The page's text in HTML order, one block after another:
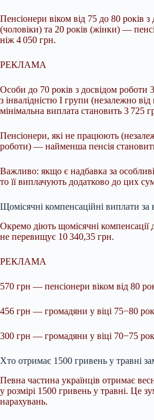
Пенсіонери віком від 75 до 80 років
(чоловіки) та 20 років (жінки) —
ніж 4 050 грн.
РЕКЛАМА
Особи до 70 років з досвідом роботи
з інвалідністю І групи (незалежно
мінімальна виплата становить 3 725
Пенсіонери, які не працюють
роботи) — найменша пенсія
Важливо: якщо є надбавка за
то її виплачують додатково до цих
Щомісячні компенсаційні виплати за
Окремо діють щомісячні компенсації
не перевищує 10 340,35 грн.
РЕКЛАМА
570 грн — пенсіонери віком від 80
456 грн — громадяни у віці 75−80
300 грн — громадяни у віці 70−75
Хто отримає 1500 гривень у травні
Певна частина українців отримає
у розмірі 1500 гривень у травні. Це
нарахувань.